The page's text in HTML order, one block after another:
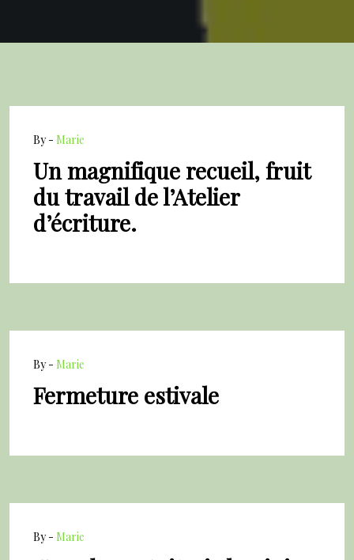
By - Marie
Un magnifique recueil, fruit
du travail de l’Atelier
d’écriture.
By - Marie
Fermeture estivale
By - Marie